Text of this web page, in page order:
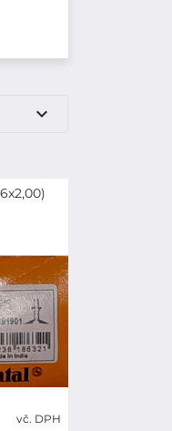
expand_more
vč. DPH